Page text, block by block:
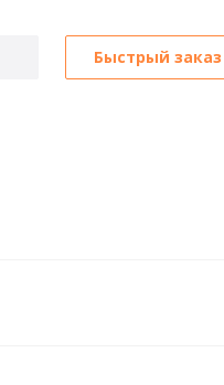
Быстрый заказ